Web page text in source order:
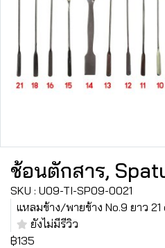
ช้อนตักสาร,
SKU : U09-TI-SP09-0021
แหลมข้าง/พายข้าง No.9 ยาว 21
ยังไม่มีรีวิว
฿135